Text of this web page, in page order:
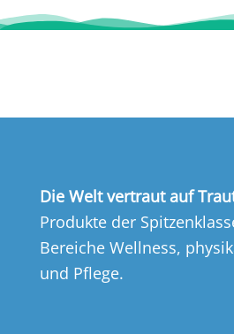
Die Welt vertraut auf
Produkte der
Bereiche Wellness,
und Pflege.